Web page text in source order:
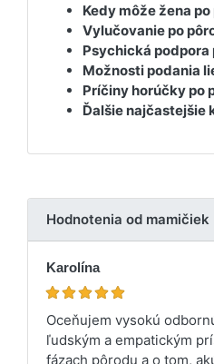
Kedy môže žena
Vylučovanie po
Psychická podpora
Možnosti podania
Príčiny horúčky po
Ďalšie najčastejšie
Hodnotenia od mamičiek
Karolína
Oceňujem vysokú
ľudským a empatickým
fázach pôrodu a o tom,